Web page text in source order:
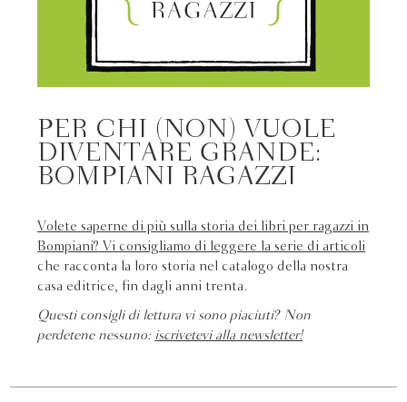
PER CHI (NON) VUOLE
DIVENTARE GRANDE:
BOMPIANI RAGAZZI
Volete saperne di più sulla storia dei libri per ragazzi in
Bompiani? Vi consigliamo di leggere
la serie di articoli
che racconta la loro storia nel catalogo della nostra
casa editrice, fin dagli anni trenta.
Questi consigli di lettura vi sono piaciuti? Non
perdetene nessuno: iscrivetevi alla newsletter!